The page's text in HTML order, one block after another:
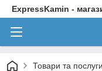
ExpressKamin -
Товари та послуги